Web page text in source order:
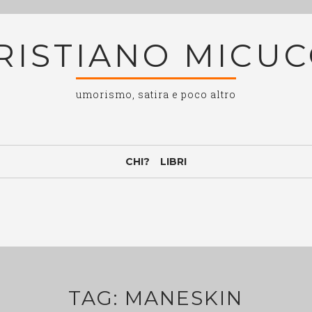
umorismo, satira e poco altro
CHI? LIBRI
TAG: MANESKIN